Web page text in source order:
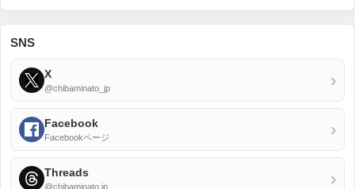
SNS
X
@chibaminato_jp ›
Facebook
Facebookページ ›
Threads
@chibaminato.jp ›